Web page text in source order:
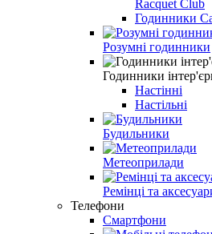
Racquet Club
Годинники
Розумні годинники
Годинники
Настінні
Настільні
Будильники
Метеоприлади
Ремінці та
Телефони
Смартфони